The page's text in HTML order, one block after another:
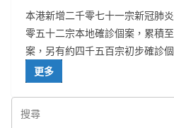
本港新增二千零七十一宗新冠肺
零五十二宗本地確診個案，累積
案，另有約四千五百宗初步確診個
更多